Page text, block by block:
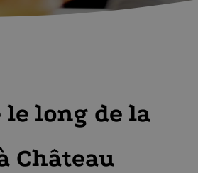
le long de la
Château